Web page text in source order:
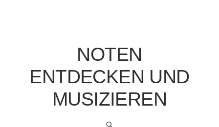
NOTEN
ENTDECKEN UND
MUSIZIEREN